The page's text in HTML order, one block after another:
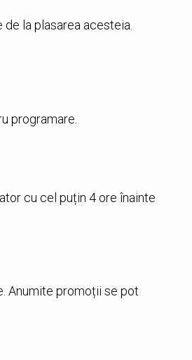
la plasarea acesteia.
programare.
cu cel puțin 4 ore înainte
Anumite promoții se pot